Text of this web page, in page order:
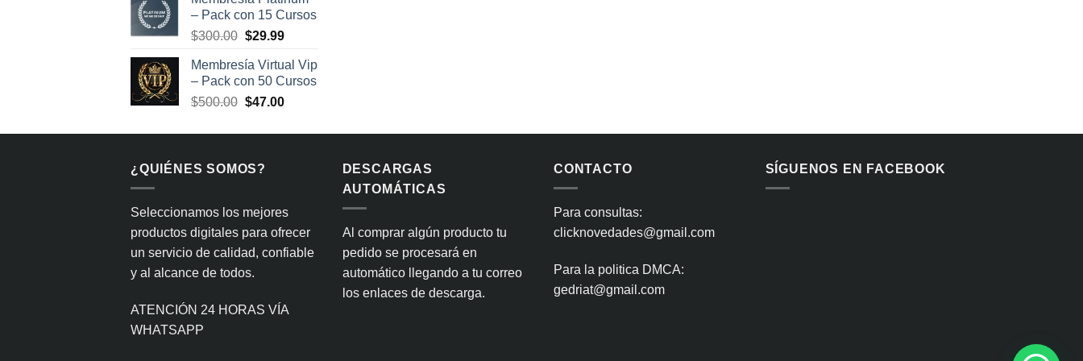
era:
$400.00.
es:
$34.99.
– Pack con 15 Cursos
$300.00 El
original
era:
$300.00.
$29.99El
actual
es:
$29.99.
Membresía Virtual Vip
– Pack con 50 Cursos
$500.00 El
original
$500.00.
$47.00El
actual
¿QUIÉNES SOMOS?
Seleccionamos los mejores
productos digitales para ofrecer
un servicio de calidad, confiable
y al alcance de todos.
ATENCIÓN 24 HORAS VÍA
WHATSAPP
DESCARGAS
AUTOMÁTICAS
Al comprar algún producto tu
pedido se procesará en
automático llegando a tu correo
los enlaces de descarga.
CONTACTO
Para consultas:
clicknovedades@gmail.com
Para la politica DMCA:
gedriat@gmail.com
SÍGUENOS EN FACEBOOK